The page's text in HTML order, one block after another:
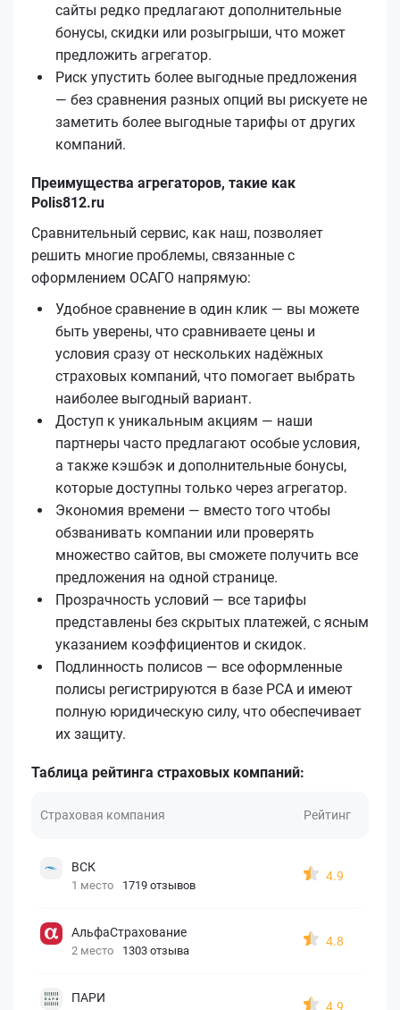
сайты редко предлагают дополнительные
бонусы, скидки или розыгрыши, что может
предложить агрегатор.
Риск упустить более выгодные предложения
— без сравнения разных опций вы рискуете не
заметить более выгодные тарифы от других
компаний.
Преимущества агрегаторов, такие как
Polis812.ru
Сравнительный сервис, как наш, позволяет
решить многие проблемы, связанные с
оформлением ОСАГО напрямую:
Удобное сравнение в один клик — вы можете
быть уверены, что сравниваете цены и
условия сразу от нескольких надёжных
страховых компаний, что помогает выбрать
наиболее выгодный вариант.
Доступ к уникальным акциям — наши
партнеры часто предлагают особые условия,
а также кэшбэк и дополнительные бонусы,
которые доступны только через агрегатор.
Экономия времени — вместо того чтобы
обзванивать компании или проверять
множество сайтов, вы сможете получить все
предложения на одной странице.
Прозрачность условий — все тарифы
представлены без скрытых платежей, с ясным
указанием коэффициентов и скидок.
Подлинность полисов — все оформленные
полисы регистрируются в базе РСА и имеют
полную юридическую силу, что обеспечивает
их защиту.
Таблица рейтинга страховых компаний:
Страховая компания Рейтинг
ВСК
1 место 1719 отзывов
4.9
АльфаСтрахование
2 место 1303 отзыва
4.8
ПАРИ
4.9